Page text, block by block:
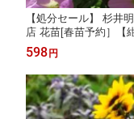
【処分セール】 杉井
店 花苗[春苗予約］【
598円